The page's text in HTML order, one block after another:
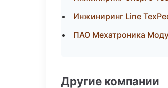
Инжиниринг Line
ПАО Мехатроника
Другие компании